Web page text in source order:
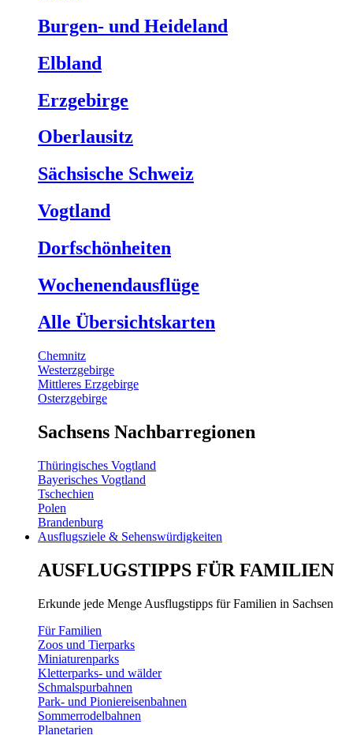
Burgen- und Heideland
Elbland
Erzgebirge
Oberlausitz
Sächsische Schweiz
Vogtland
Dorfschönheiten
Wochenendausflüge
Alle Übersichtskarten
Chemnitz
Westerzgebirge
Mittleres Erzgebirge
Osterzgebirge
Sachsens Nachbarregionen
Thüringisches Vogtland
Bayerisches Vogtland
Tschechien
Polen
Brandenburg
Ausflugsziele & Sehenswürdigkeiten
AUSFLUGSTIPPS FÜR FAMILIEN
Erkunde jede Menge Ausflugstipps für Familien in Sachsen
Für Familien
Zoos und Tierparks
Miniaturenparks
Kletterparks- und wälder
Schmalspurbahnen
Park- und Pioniereisenbahnen
Sommerrodelbahnen
Planetarien